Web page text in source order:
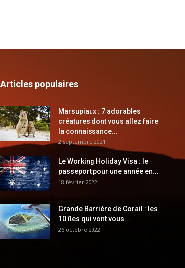
Articles populaires
Marsupiaux : 7 adorables
créatures dont vous allez faire
la connaissance...
2 septembre 2021
Le Working Holiday Visa : le
passeport pour une année en...
18 février 2022
Grande Barrière de Corail : les
10 îles qui vont vous...
26 octobre 2022